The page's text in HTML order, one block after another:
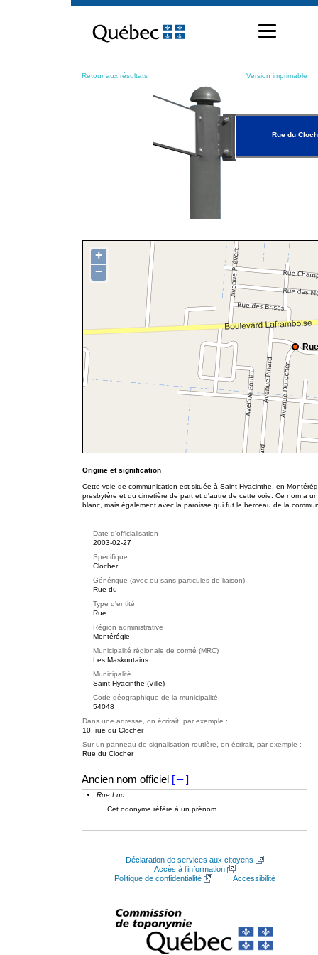
contenu
Retour aux résultats Version imprimable
Rue du
+
−
Origine et signification
Cette voie de communication est située à Saint-Hyacinthe, en
presbytère et du cimetière de part et d'autre de cette voie. Ce nom a
blanc, mais également avec la paroisse qui fut le berceau de la
Date d'officialisation
2003-02-27
Spécifique
Clocher
Générique (avec ou sans particules de liaison)
Rue du
Type d'entité
Rue
Région administrative
Montérégie
Municipalité régionale de comté (MRC)
Les Maskoutains
Municipalité
Saint-Hyacinthe (Ville)
Code géographique de la municipalité
54048
Dans une adresse, on écrirait, par exemple :
10, rue du Clocher
Sur un panneau de signalisation routière, on écrirait, par exemple :
Rue du Clocher
Ancien nom officiel [ – ]
Rue Luc
Cet odonyme réfère à un prénom.
Déclaration de services aux citoyens
Accès à l’information
Politique de confidentialité
Accessibilité